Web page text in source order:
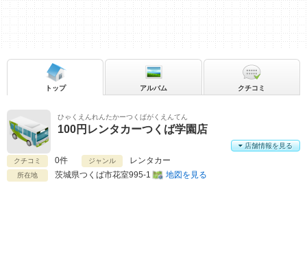
ひゃくえんれんたかーつくばがくえんてん
100円レンタカーつくば学園店
クチコミ 0件 ジャンル レンタカー
所在地 茨城県つくば市花室995-1 地図を見る
店舗情報を見る
トップ アルバム クチコミ